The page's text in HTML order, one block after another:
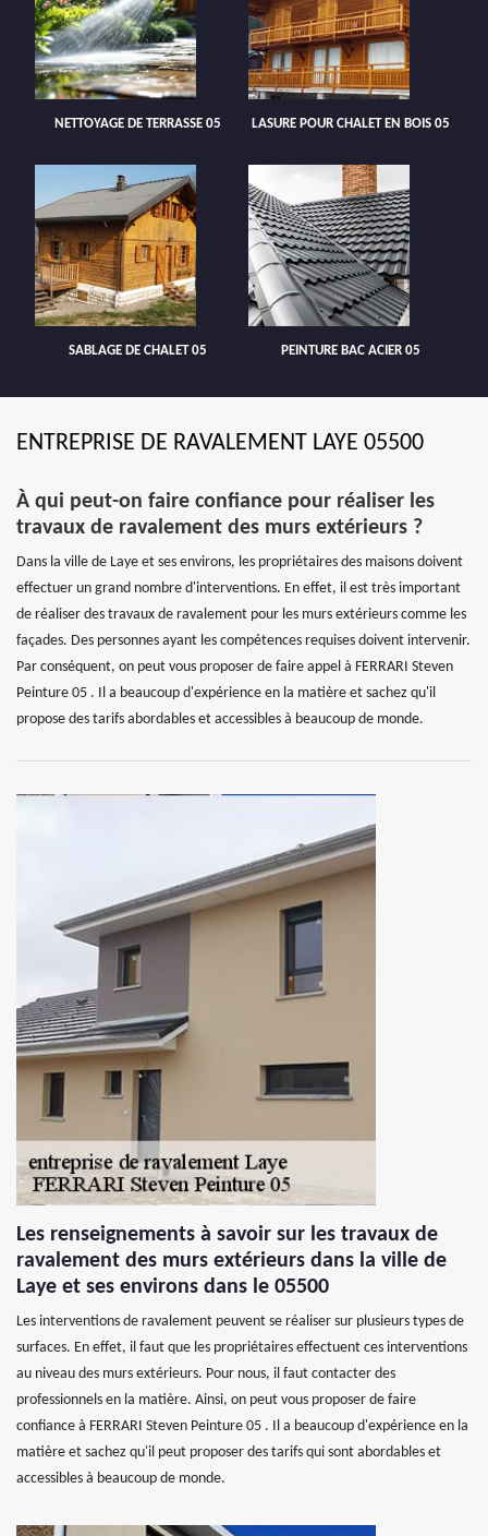
NETTOYAGE DE TERRASSE 05 LASURE POUR CHALET EN BOIS 05
SABLAGE DE CHALET 05 PEINTURE BAC ACIER 05
ENTREPRISE DE RAVALEMENT LAYE 05500
À qui peut-on faire confiance pour réaliser les
travaux de ravalement des murs extérieurs ?
Dans la ville de Laye et ses environs, les propriétaires des maisons doivent
effectuer un grand nombre d'interventions. En effet, il est très important
de réaliser des travaux de ravalement pour les murs extérieurs comme les
façades. Des personnes ayant les compétences requises doivent intervenir.
Par conséquent, on peut vous proposer de faire appel à FERRARI Steven
Peinture 05 . Il a beaucoup d'expérience en la matière et sachez qu'il
propose des tarifs abordables et accessibles à beaucoup de monde.
Les renseignements à savoir sur les travaux de
ravalement des murs extérieurs dans la ville de
Laye et ses environs dans le 05500
Les interventions de ravalement peuvent se réaliser sur plusieurs types de
surfaces. En effet, il faut que les propriétaires effectuent ces interventions
au niveau des murs extérieurs. Pour nous, il faut contacter des
professionnels en la matière. Ainsi, on peut vous proposer de faire
confiance à FERRARI Steven Peinture 05 . Il a beaucoup d'expérience en la
matière et sachez qu'il peut proposer des tarifs qui sont abordables et
accessibles à beaucoup de monde.